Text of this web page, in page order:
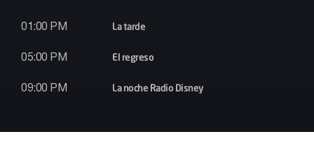
01:00 PM La tarde
05:00 PM El regreso
09:00 PM La noche Radio Disney